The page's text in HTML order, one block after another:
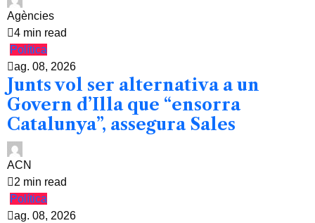
Agències
4 min read
Política
ag. 08, 2026
Junts vol ser alternativa a un
Govern d’Illa que “ensorra
Catalunya”, assegura Sales
ACN
2 min read
Política
ag. 08, 2026